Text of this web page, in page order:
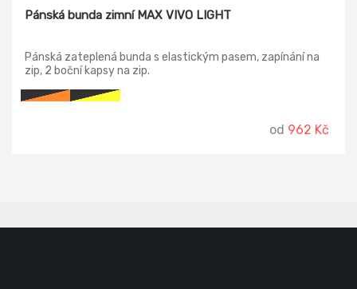
Pánská bunda zimní MAX VIVO LIGHT
Pánská zateplená bunda s elastickým pasem, zapínání na
zip, 2 boční kapsy na zip.
od 962 Kč